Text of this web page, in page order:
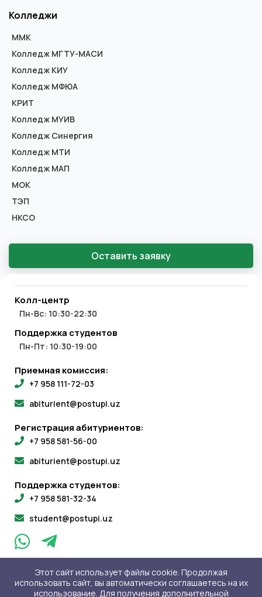
Колледжи
ММК
Колледж МГТУ-МАСИ
Колледж КИУ
Колледж МФЮА
КРИТ
Колледж МУИВ
Колледж Синергия
Колледж МТИ
Колледж МАП
МОК
ТЭП
НКСО
Оставить заявку
Колл-центр
Пн-Вс: 10:30-22:30
Поддержка студентов
Пн-Пт: 10:30-19:00
Приемная комиссия:
+7 958 111-72-03
abiturient@postupi.uz
Регистрация абитуриентов:
+7 958 581-56-00
abiturient@postupi.uz
Поддержка студентов:
+7 958 581-32-34
student@postupi.uz
Этот сайт использует файлы cookie. Продолжая
использовать сайт, вы автоматически соглашаетесь на их
использование. Для получения дополнительной